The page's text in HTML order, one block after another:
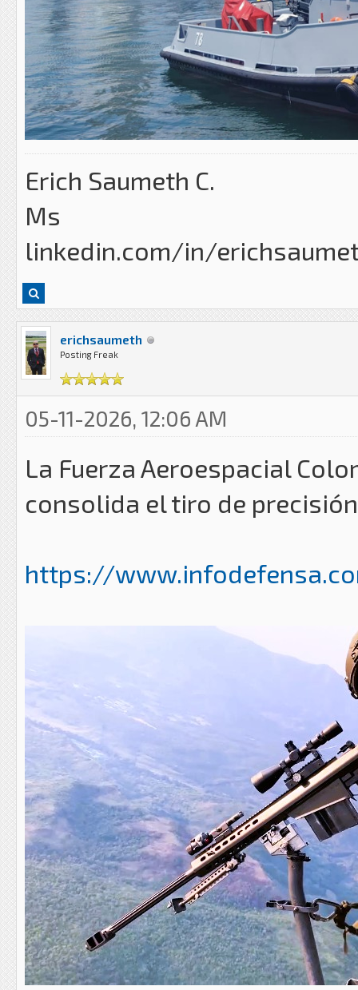
Erich Saumeth C.
Ms
linkedin.com/in/
erichsaumeth
Posting Freak
05-11-2026, 12:06 AM
La Fuerza Aeroespacial
consolida el tiro de
https://